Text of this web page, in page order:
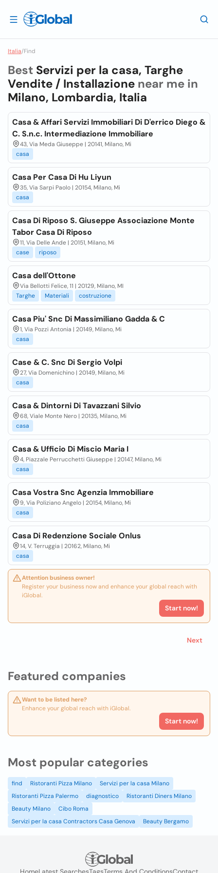
Italia/Find
Featured companies
Want to be listed here?
Enhance your global reach with iGlobal.
Start now!
Best Servizi per la casa, Targhe
Vendite / Installazione near me in
Milano, Lombardia, Italia
Casa & Affari Servizi Immobiliari Di D'errico Diego &
C. S.n.c. Intermediazione Immobiliare
43, Via Meda Giuseppe | 20141, Milano, Mi
casa
Casa Per Casa Di Hu Liyun
35, Via Sarpi Paolo | 20154, Milano, Mi
casa
Casa Di Riposo S. Giuseppe Associazione Monte
Tabor Casa Di Riposo
11, Via Delle Ande | 20151, Milano, Mi
case
riposo
Casa dell'Ottone
Via Bellotti Felice, 11 | 20129, Milano, MI
Targhe
Materiali costruzione
Casa Piu' Snc Di Massimiliano Gadda & C
1, Via Pozzi Antonia | 20149, Milano, Mi
casa
Case & C. Snc Di Sergio Volpi
27, Via Domenichino | 20149, Milano, Mi
casa
Casa & Dintorni Di Tavazzani Silvio
68, Viale Monte Nero | 20135, Milano, Mi
casa
Casa & Ufficio Di Miscio Maria I
4, Piazzale Perrucchetti Giuseppe | 20147, Milano, Mi
casa
Casa Vostra Snc Agenzia Immobiliare
9, Via Poliziano Angelo | 20154, Milano, Mi
casa
Casa Di Redenzione Sociale Onlus
14, V. Terruggia | 20162, Milano, Mi
casa
Attention business owner!
Register your business now and enhance your global reach with
iGlobal.
Start now!
Next
Most popular categories
find Ristoranti Pizza Milano
Servizi per la casa Milano
Ristoranti Pizza Palermo
diagnostico
Ristoranti Diners Milano
Beauty Milano
Cibo Roma
Servizi per la casa Contractors Casa Genova
Beauty Bergamo